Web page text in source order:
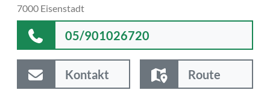
7000 Eisenstadt
05/901026720
Kontakt Route